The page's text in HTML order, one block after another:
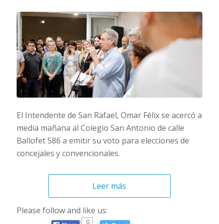
El Intendente de San Rafael, Omar Félix se acercó a
media mañana al Colegio San Antonio de calle
Ballofet 586 a emitir su voto para elecciones de
concejales y convencionales.
Leer más
Please follow and like us:
0